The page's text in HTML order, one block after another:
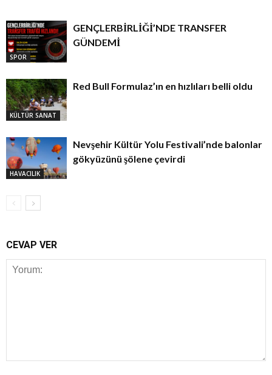
SPOR
GENÇLERBİRLİĞİ’NDE TRANSFER
GÜNDEMİ
KÜLTÜR SANAT
Red Bull Formulaz’ın en hızlıları belli oldu
HAVACILIK
Nevşehir Kültür Yolu Festivali’nde balonlar
gökyüzünü şölene çevirdi
CEVAP VER